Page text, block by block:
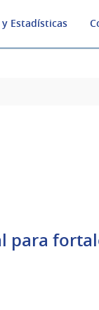
Estadísticas
para